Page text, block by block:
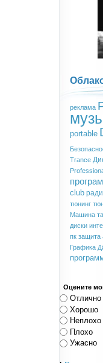
реклама
portable
Trance
club
тюнинг
Машина
диски
пк защита
Графика
Оцените
Отлично
Хорошо
Неплохо
Плохо
Ужасно